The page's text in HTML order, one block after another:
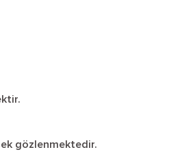
gözlenmektedir.